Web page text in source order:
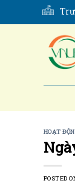
HOẠT
POSTED